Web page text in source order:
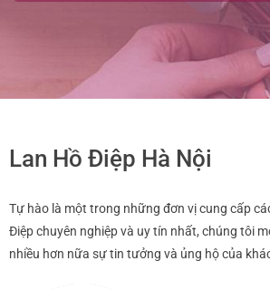
Lan Hồ Điệp Hà Nội
Tự hào là một trong những đơn vị cung cấp
Điệp chuyên nghiệp và uy tín nhất, chúng tôi
nhiều hơn nữa sự tin tưởng và ủng hộ của